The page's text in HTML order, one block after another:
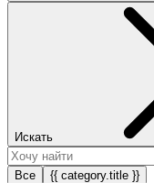
Искать
Все {{ category.title }}